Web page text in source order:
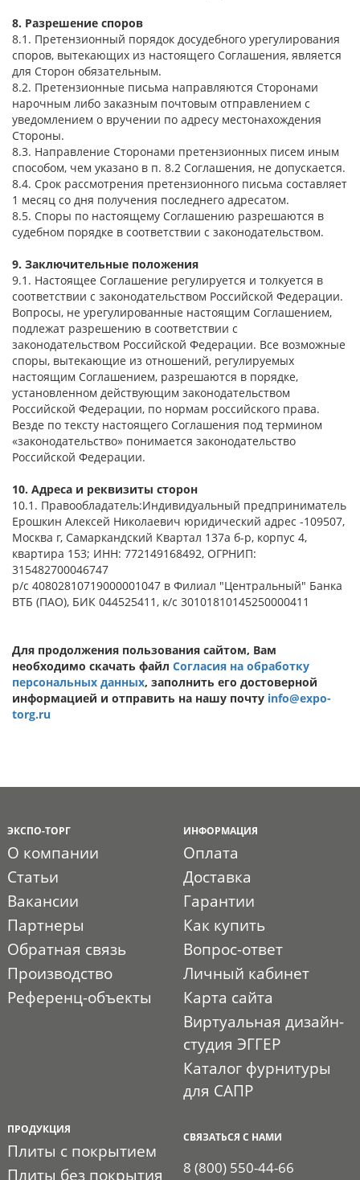
8. Разрешение споров
8.1. Претензионный порядок досудебного урегулирования
споров, вытекающих из настоящего Соглашения, является
для Сторон обязательным.
8.2. Претензионные письма направляются Сторонами
нарочным либо заказным почтовым отправлением с
уведомлением о вручении по адресу местонахождения
Стороны.
8.3. Направление Сторонами претензионных писем иным
способом, чем указано в п. 8.2 Соглашения, не допускается.
8.4. Срок рассмотрения претензионного письма составляет
1 месяц со дня получения последнего адресатом.
8.5. Споры по настоящему Соглашению разрешаются в
судебном порядке в соответствии с законодательством.
9. Заключительные положения
9.1. Настоящее Соглашение регулируется и толкуется в
соответствии с законодательством Российской Федерации.
Вопросы, не урегулированные настоящим Соглашением,
подлежат разрешению в соответствии с
законодательством Российской Федерации. Все возможные
споры, вытекающие из отношений, регулируемых
настоящим Соглашением, разрешаются в порядке,
установленном действующим законодательством
Российской Федерации, по нормам российского права.
Везде по тексту настоящего Соглашения под термином
«законодательство» понимается законодательство
Российской Федерации.
10. Адреса и реквизиты сторон
10.1. Правообладатель:Индивидуальный предприниматель
Ерошкин Алексей Николаевич юридический адрес -109507,
Москва г, Самаркандский Квартал 137а б-р, корпус 4,
квартира 153; ИНН: 772149168492, ОГРНИП:
315482700046747
р/с 40802810719000001047 в Филиал "Центральный" Банка
ВТБ (ПАО), БИК 044525411, к/с 30101810145250000411
Для продолжения пользования сайтом, Вам
необходимо скачать файл Согласия на обработку
персональных данных, заполнить его достоверной
информацией и отправить на нашу почту info@expo-
torg.ru
ЭКСПО-ТОРГ
О компании
Статьи
Вакансии
Партнеры
Обратная связь
Производство
Референц-объекты
ИНФОРМАЦИЯ
Оплата
Доставка
Гарантии
Как купить
Вопрос-ответ
Личный кабинет
Карта сайта
Виртуальная дизайн-
студия ЭГГЕР
Каталог фурнитуры
для САПР
ПРОДУКЦИЯ
Плиты с покрытием
Плиты без покрытия
СВЯЗАТЬСЯ С НАМИ
8 (800) 550-44-66